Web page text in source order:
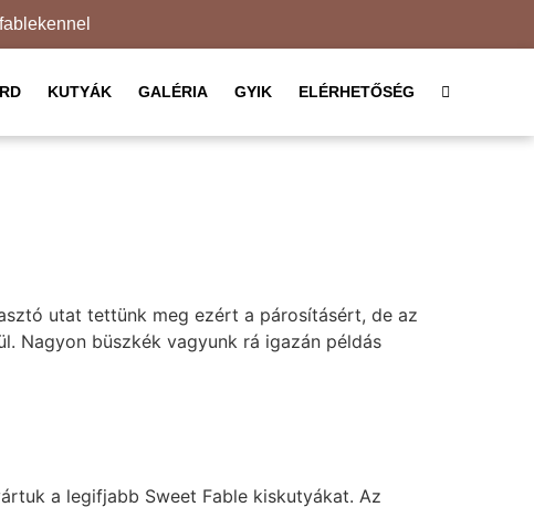
KUTYÁK GALÉRIA GYIK ELÉRHETŐSÉG
utat tettünk meg ezért a párosításért, de az
Nagyon büszkék vagyunk rá igazán példás
a legifjabb Sweet Fable kiskutyákat. Az